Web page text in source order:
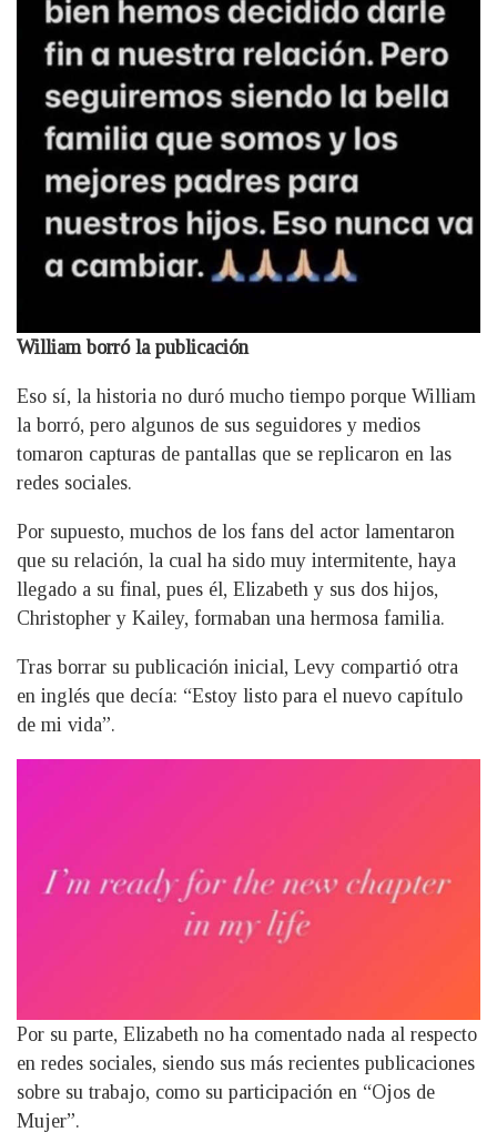
William borró la publicación
Eso sí, la historia no duró mucho tiempo porque William
la borró, pero algunos de sus seguidores y medios
tomaron capturas de pantallas que se replicaron en las
redes sociales.
Por supuesto, muchos de los fans del actor lamentaron
que su relación, la cual ha sido muy intermitente, haya
llegado a su final, pues él, Elizabeth y sus dos hijos,
Christopher y Kailey, formaban una hermosa familia.
Tras borrar su publicación inicial, Levy compartió otra
en inglés que decía: “Estoy listo para el nuevo capítulo
de mi vida”.
Por su parte, Elizabeth no ha comentado nada al respecto
en redes sociales, siendo sus más recientes publicaciones
sobre su trabajo, como su participación en “Ojos de
Mujer”.